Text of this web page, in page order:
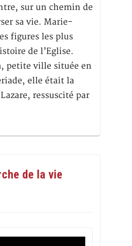
sur un chemin de
sa vie. Marie-
figures les plus
de l’Eglise.
petite ville située en
elle était la
ressuscité par
de la vie